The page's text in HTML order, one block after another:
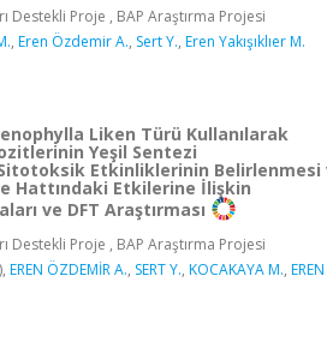
Destekli Proje , BAP Araştırma Projesi
, Eren Özdemir A., Sert Y., Eren Yakışıklıer M.
Liken Türü Kullanılarak
Yeşil Sentezi
Etkinliklerinin Belirlenmesi
Hattındaki Etkilerine İlişkin
ve DFT Araştırması
Destekli Proje , BAP Araştırma Projesi
EREN ÖZDEMİR A., SERT Y., KOCAKAYA M., EREN